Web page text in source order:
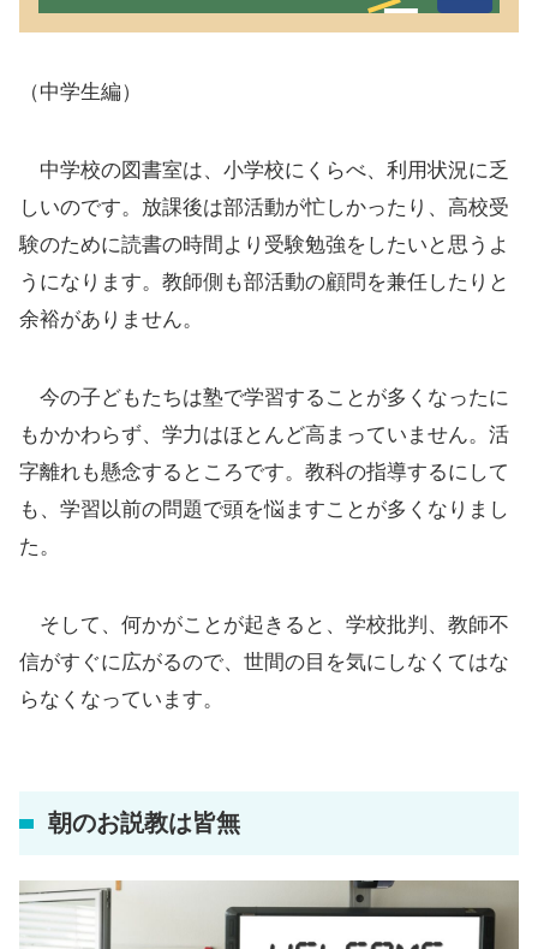
（中学生編）
中学校の図書室は、小学校にくらべ、利用状況に乏
しいのです。放課後は部活動が忙しかったり、高校受
験のために読書の時間より受験勉強をしたいと思うよ
うになります。教師側も部活動の顧問を兼任したりと
余裕がありません。
今の子どもたちは塾で学習することが多くなったに
もかかわらず、学力はほとんど高まっていません。活
字離れも懸念するところです。教科の指導するにして
も、学習以前の問題で頭を悩ますことが多くなりまし
た。
そして、何かがことが起きると、学校批判、教師不
信がすぐに広がるので、世間の目を気にしなくてはな
らなくなっています。
朝のお説教は皆無